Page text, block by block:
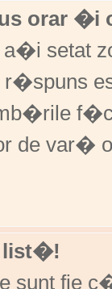
orar �i
setat
de var�
list�!
sunt fie